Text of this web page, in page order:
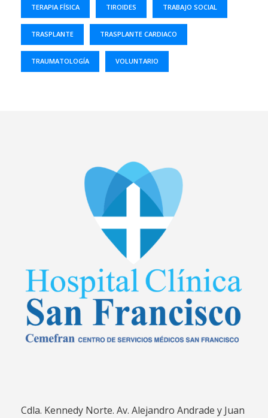
TERAPIA FÍSICA TIROIDES TRABAJO SOCIAL
TRASPLANTE TRASPLANTE CARDIACO
TRAUMATOLOGÍA VOLUNTARIO
Cdla. Kennedy Norte. Av. Alejandro Andrade y Juan